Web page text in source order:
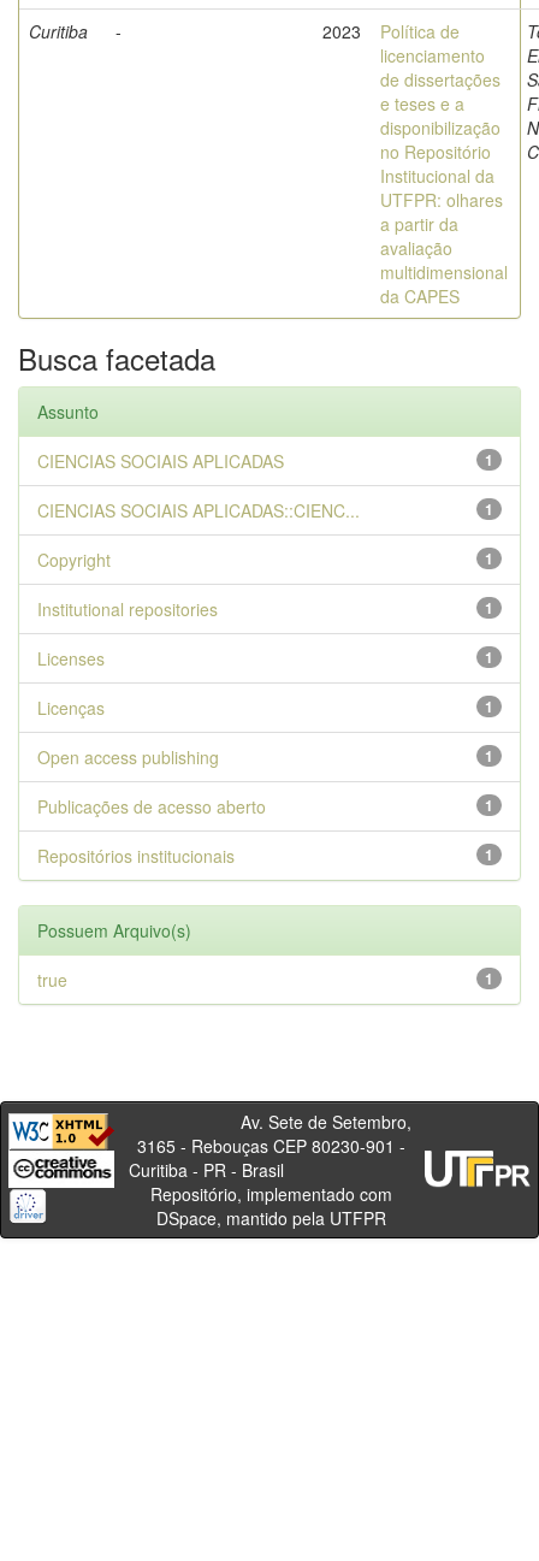
Curitiba - 2023
Política de
licenciamento
de dissertações
e teses e a
disponibilização
no Repositório
Institucional da
UTFPR: olhares
a partir da
avaliação
multidimensional
da CAPES
Busca facetada
Assunto
1
CIENCIAS SOCIAIS APLICADAS
1
CIENCIAS SOCIAIS APLICADAS::CIENC...
1
Copyright
1
Institutional repositories
1
Licenses
1
Licenças
1
Open access publishing
1
Publicações de acesso aberto
1
Repositórios institucionais
Possuem Arquivo(s)
1
true
Av. Sete de Setembro,
3165 - Rebouças CEP 80230-901 -
Curitiba - PR - Brasil
Repositório, implementado com
DSpace, mantido pela UTFPR